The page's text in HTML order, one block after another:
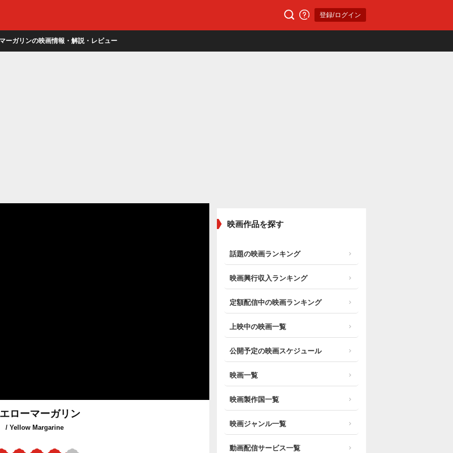
登録/ログイン
ーガリンの映画情報・解説・レビュー
ローマーガリン
/ Yellow Margarine
映画作品を探す
話題の映画ランキング
映画興行収入ランキング
定額配信中の映画ランキング
上映中の映画一覧
公開予定の映画スケジュール
映画一覧
映画製作国一覧
映画ジャンル一覧
動画配信サービス一覧